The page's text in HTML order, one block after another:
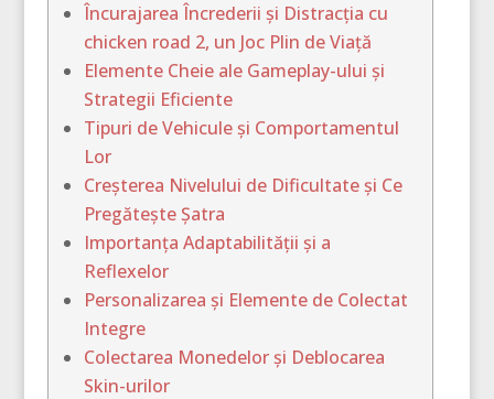
Încurajarea Încrederii și Distracția cu
chicken road 2, un Joc Plin de Viață
Elemente Cheie ale Gameplay-ului și
Strategii Eficiente
Tipuri de Vehicule și Comportamentul
Lor
Creșterea Nivelului de Dificultate și Ce
Pregătește Șatra
Importanța Adaptabilității și a
Reflexelor
Personalizarea și Elemente de Colectat
Integre
Colectarea Monedelor și Deblocarea
Skin-urilor